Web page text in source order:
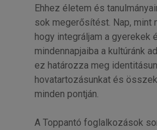
Ehhez életem és
sok megerősítést. Nap, mint
hogy integráljam a gyerekek
mindennapjaiba a kultúránk
ez határozza meg
hovatartozásunkat és
minden pontján.
A Toppantó foglalkozások